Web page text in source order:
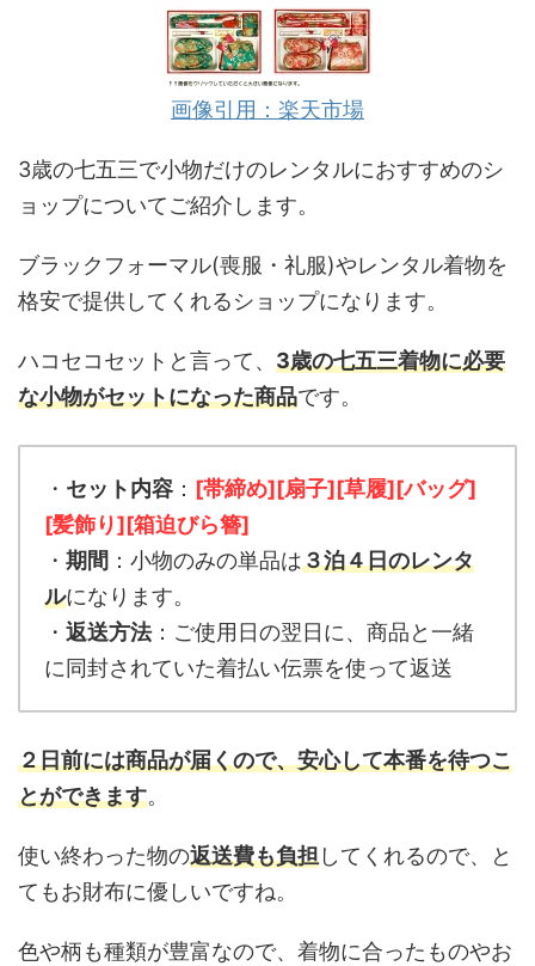
画像引用：楽天市場
3歳の七五三で小物だけのレンタルにおすすめのシ
ョップについてご紹介します。
ブラックフォーマル(喪服・礼服)やレンタル着物を
格安で提供してくれるショップになります。
ハコセコセットと言って、 3歳の七五三着物に必要
な小物がセットになった商品です。
・ セット内容 ： [帯締め][扇子][草履][バッグ]
[髪飾り][箱迫びら簪]
・ 期間 ：小物のみの単品は３泊４日のレンタ
ルになります。
・ 返送方法：ご使用日の翌日に、商品と一緒
に同封されていた着払い伝票を使って返送
２日前には商品が届くので、安心して本番を待つこ
とができます。
使い終わった物の返送費も負担してくれるので、と
てもお財布に優しいですね。
色や柄も種類が豊富なので、着物に合ったものやお